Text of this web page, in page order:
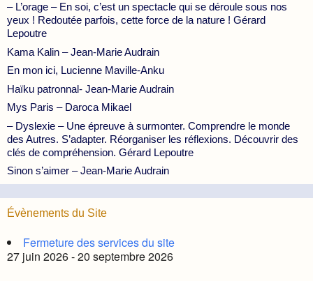
– L’orage – En soi, c’est un spectacle qui se déroule sous nos
yeux ! Redoutée parfois, cette force de la nature ! Gérard
Lepoutre
Kama Kalin – Jean-Marie Audrain
En mon ici, Lucienne Maville-Anku
Haïku patronnal- Jean-Marie Audrain
Mys Paris – Daroca Mikael
– Dyslexie – Une épreuve à surmonter. Comprendre le monde
des Autres. S’adapter. Réorganiser les réflexions. Découvrir des
clés de compréhension. Gérard Lepoutre
Sinon s’aimer – Jean-Marie Audrain
Évènements du Site
Fermeture des services du site
27 juin 2026 - 20 septembre 2026